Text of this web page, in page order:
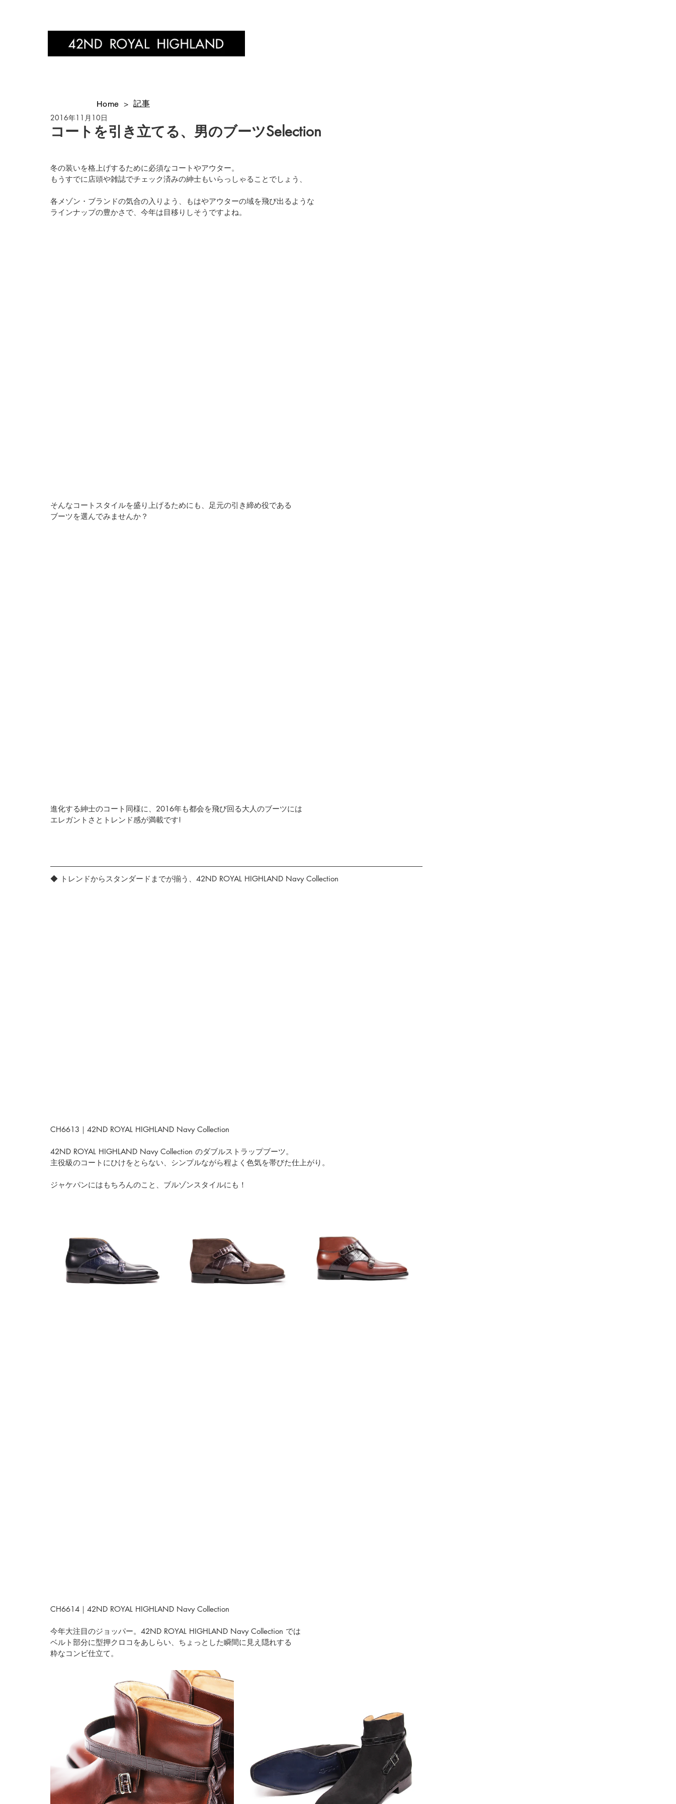
コートを引き立てる、男のブーツSelection
2016年11月10日
冬の装いを格上げするために必須なコートやアウター。
もうすでに店頭や雑誌でチェック済みの紳士もいらっしゃることでしょう、
各メゾン・ブランドの気合の入りよう、もはやアウターの域を飛び出るような
ラインナップの豊かさで、今年は目移りしそうですよね。
そんなコートスタイルを盛り上げるためにも、足元の引き締め役である
ブーツを選んでみませんか？
進化する紳士のコート同様に、2016年も都会を飛び回る大人のブーツには
エレガントさとトレンド感が満載です!
◆ トレンドからスタンダードまでが揃う、 42ND ROYAL HIGHLAND Navy Collection
CH6613｜42ND ROYAL HIGHLAND Navy Collection
42ND ROYAL HIGHLAND Navy Collection のダブルストラップブーツ。
主役級のコートにひけをとらない、シンプルながら程よく色気を帯びた仕上がり。
ジャケパンにはもちろんのこと、ブルゾンスタイルにも！
CH6614｜42ND ROYAL HIGHLAND Navy Collection
今年大注目のジョッパー。 42ND ROYAL HIGHLAND Navy Collection では
ベルト部分に型押クロコをあしらい、ちょっとした瞬間に見え隠れする
粋なコンビ仕立て。
Home > 記事